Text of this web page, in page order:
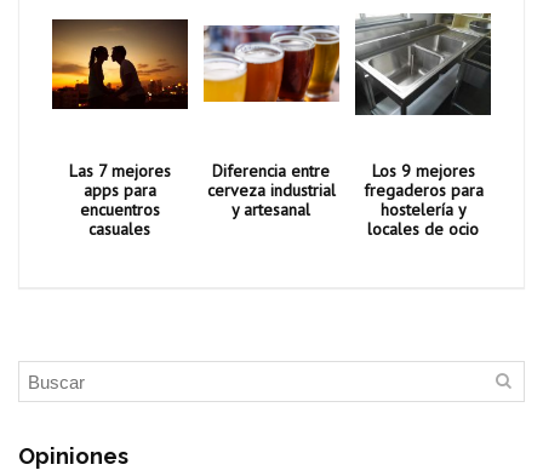
Las 7 mejores
apps para
encuentros
casuales
Diferencia entre
cerveza industrial
y artesanal
Los 9 mejores
fregaderos para
hostelería y
locales de ocio
Opiniones